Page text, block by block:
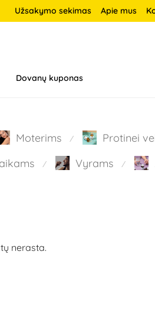
Užsakymo sekimas Apie mus
Dovanų kuponas
Moterims ⁄ Protinei
⁄ Vyrams ⁄
nerasta.